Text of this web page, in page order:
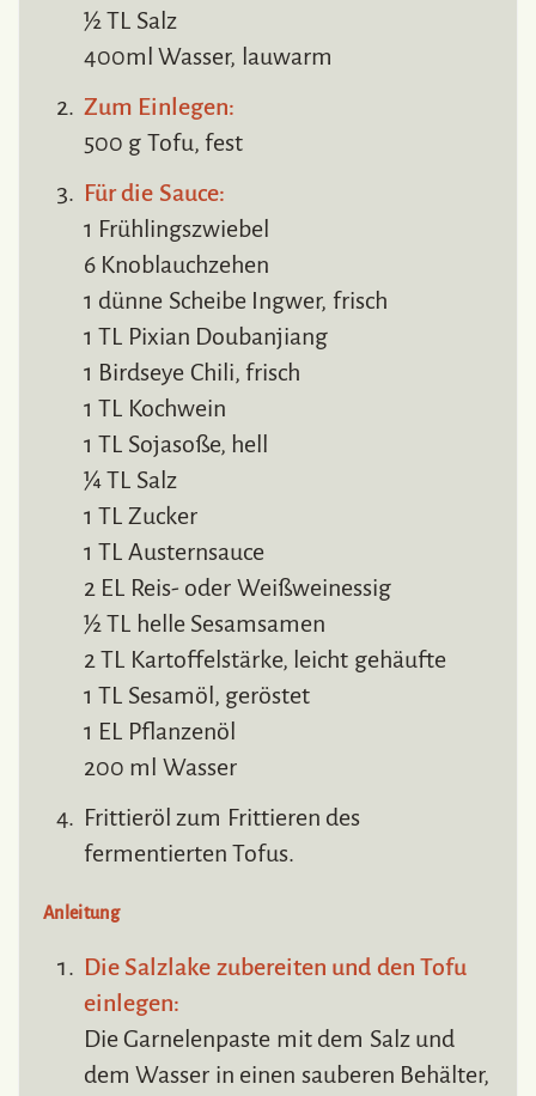
½ TL Salz
400ml Wasser, lauwarm
Zum Einlegen:
500 g Tofu, fest
Für die Sauce:
1 Frühlingszwiebel
6 Knoblauchzehen
1 dünne Scheibe Ingwer, frisch
1 TL Pixian Doubanjiang
1 Birdseye Chili, frisch
1 TL Kochwein
1 TL Sojasoße, hell
¼ TL Salz
1 TL Zucker
1 TL Austernsauce
2 EL Reis- oder Weißweinessig
½ TL helle Sesamsamen
2 TL Kartoffelstärke, leicht gehäufte
1 TL Sesamöl, geröstet
1 EL Pflanzenöl
200 ml Wasser
Frittieröl zum Frittieren des
fermentierten Tofus.
Anleitung
Die Salzlake zubereiten und den Tofu
einlegen:
Die Garnelenpaste mit dem Salz und
dem Wasser in einen sauberen Behälter,